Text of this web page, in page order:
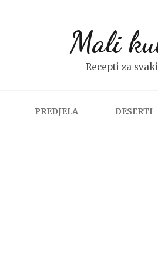
Mali
Recepti za
PREDJELA DESERTI